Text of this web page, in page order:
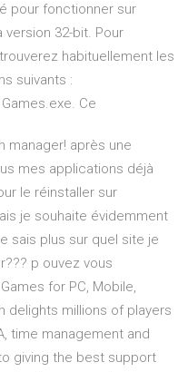
pour fonctionner sur
32-bit. Pour
habituellement les
suivants :
Ce
manager! après une
mes applications déjà
le réinstaller sur
je souhaite évidemment
sais plus sur quel site je
p ouvez vous
for PC, Mobile,
delights millions of players
time management and
giving the best support